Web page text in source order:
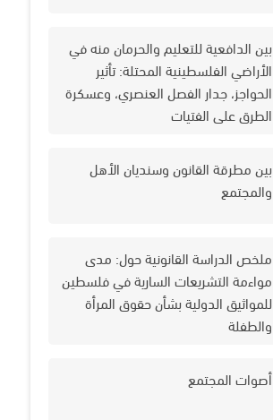
بين الدافعية للتعليم والحرمان منه في
الأراضي الفلسطينية المحتلة: تأثير
الحواجز، جدار الفصل العنصري، وعسكرة
الطرق على الفتيات
بين مطرقة القانون وسنديان الأهل
والمجتمع
ملخص الدراسة القانونية حول: مدى
مواءمة التشريعات السارية في فلسطين
للمواثيق الدولية بشأن حقوق المرأة
والطفلة
أصوات المجتمع